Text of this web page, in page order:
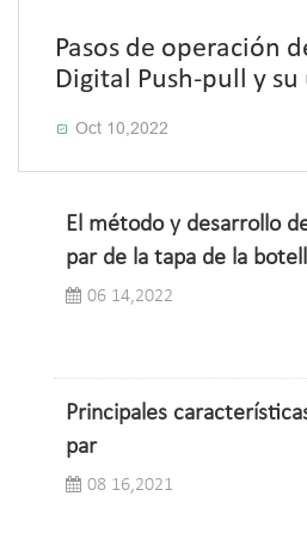
Pasos de operación
Digital Push-pull y
 Oct 10,2022
El método y desarrollo
par de la tapa de la
06 14,2022
Principales
par
08 16,2021